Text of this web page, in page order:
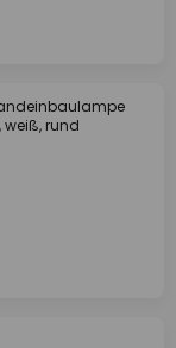
weiß, rund